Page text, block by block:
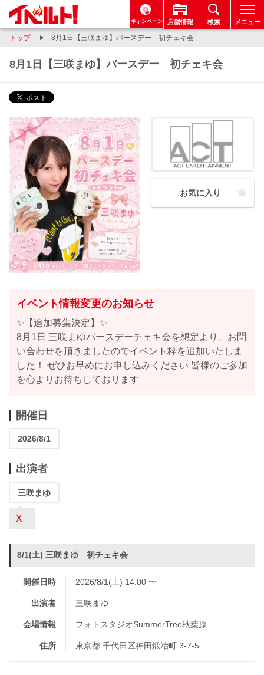
キャンペーン 店舗情報 検索 メニュー
トップ 8月1日【三咲まゆ】バースデー 初チェキ会
8月1日【三咲まゆ】バースデー 初チェキ会
お気に入り
イベント情報変更のお知らせ
✨【追加募集決定】✨
8月1日 三咲まゆバースデーチェキ会を想定より、お問
い合わせを頂きましたのでイベント枠を追加いたしま
した！ ぜひお早めにお申し込みください 皆様のご参加
を心よりお待ちしております
開催日
2026/8/1
出演者
三咲まゆ
X
8/1(土) 三咲まゆ 初チェキ会
開催日時 2026/8/1(土) 14:00 〜
出演者 三咲まゆ
会場情報 フォトスタジオSummerTree秋葉原
住所 東京都 千代田区神田鍛冶町 3-7-5